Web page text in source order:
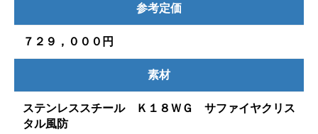
参考定価
７２９，０００円
素材
ステンレススチール Ｋ１８ＷＧ サファイヤクリス
タル風防